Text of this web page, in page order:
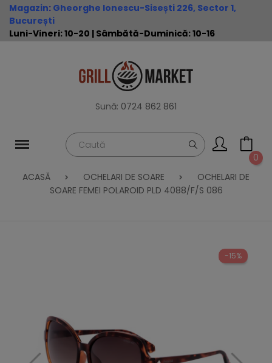
Magazin: Gheorghe Ionescu-Sisești 226, Sector 1,
București
Luni-Vineri: 10-20 | Sâmbătă-Duminică: 10-16
Sună: 0724 862 861
0
ACASĂ
OCHELARI DE SOARE
OCHELARI DE
SOARE FEMEI POLAROID PLD 4088/F/S 086
-15%